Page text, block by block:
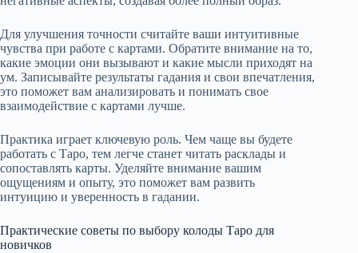
Для улучшения точности считайте ваши интуитивные
чувства при работе с картами. Обратите внимание на то,
какие эмоции они вызывают и какие мысли приходят на
ум. Записывайте результаты гадания и свои впечатления,
это поможет вам анализировать и понимать свое
взаимодействие с картами лучше.
Практика играет ключевую роль. Чем чаще вы будете
работать с Таро, тем легче станет читать расклады и
сопоставлять карты. Уделяйте внимание вашим
ощущениям и опыту, это поможет вам развить
интуицию и уверенность в гадании.
Практические советы по выбору колоды Таро для
новичков